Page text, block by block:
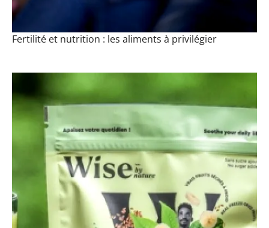
Fertilité et nutrition : les aliments à privilégier